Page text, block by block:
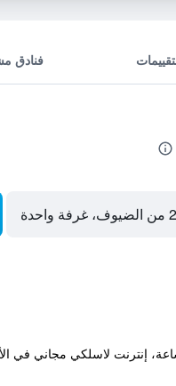
فنادق
2 من الضيوف، غرفة واحدة
إنترنت لاسلكي مجاني في